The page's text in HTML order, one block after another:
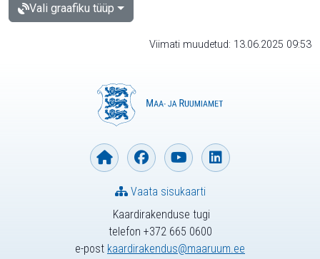
Vali graafiku tüüp
Viimati muudetud: 13.06.2025 09:53
Kaardirakenduse tugi
telefon +372 665 0600
e-post kaardirakendus@maaruum.ee
Vaata sisukaarti